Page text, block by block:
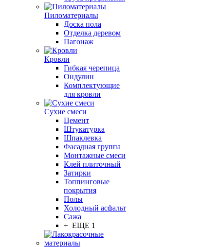
Пиломатериалы
Доска пола
Отделка деревом
Пагонаж
Кровли
Гибкая черепица
Ондулин
Комплектующие
для кровли
Сухие смеси
Цемент
Штукатурка
Шпаклевка
Фасадная группа
Монтажные смеси
Клей плиточный
Затирки
Топпинговые
покрытия
Полы
Холодный асфальт
Сажа
+ ЕЩЕ 1